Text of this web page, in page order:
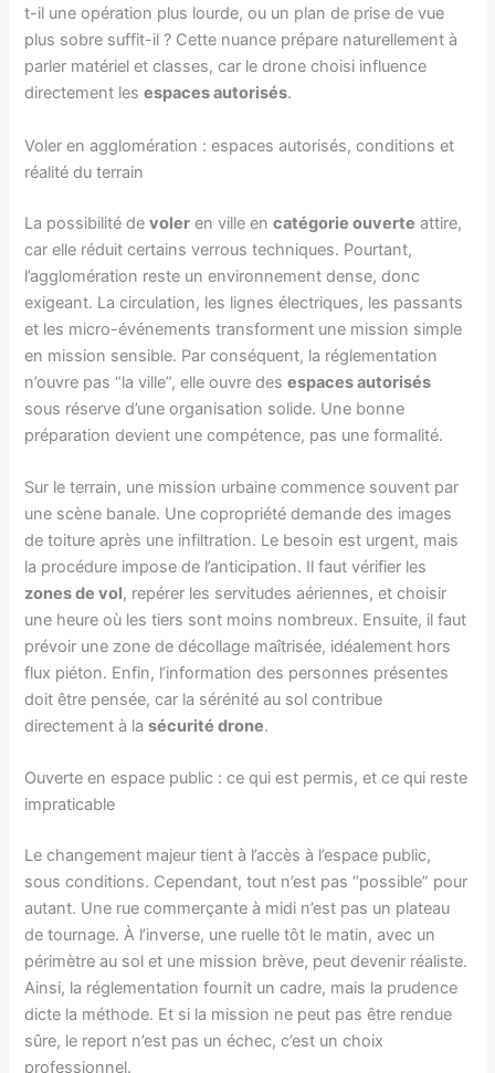
t-il une opération plus lourde, ou un plan de prise de vue
plus sobre suffit-il ? Cette nuance prépare naturellement à
parler matériel et classes, car le drone choisi influence
directement lesespaces autorisés.
Voler en agglomération : espaces autorisés, conditions et
réalité du terrain
La possibilité devoler en ville encatégorie ouverte attire,
car elle réduit certains verrous techniques. Pourtant,
l’agglomération reste un environnement dense, donc
exigeant. La circulation, les lignes électriques, les passants
et les micro-événements transforment une mission simple
en mission sensible. Par conséquent, la réglementation
n’ouvre pas “la ville”, elle ouvre desespaces autorisés
sous réserve d’une organisation solide. Une bonne
préparation devient une compétence, pas une formalité.
Sur le terrain, une mission urbaine commence souvent par
une scène banale. Une copropriété demande des images
de toiture après une infiltration. Le besoin est urgent, mais
la procédure impose de l’anticipation. Il faut vérifier les
zones de vol, repérer les servitudes aériennes, et choisir
une heure où les tiers sont moins nombreux. Ensuite, il faut
prévoir une zone de décollage maîtrisée, idéalement hors
flux piéton. Enfin, l’information des personnes présentes
doit être pensée, car la sérénité au sol contribue
directement à lasécurité drone.
Ouverte en espace public : ce qui est permis, et ce qui reste
impraticable
Le changement majeur tient à l’accès à l’espace public,
sous conditions. Cependant, tout n’est pas “possible” pour
autant. Une rue commerçante à midi n’est pas un plateau
de tournage. À l’inverse, une ruelle tôt le matin, avec un
périmètre au sol et une mission brève, peut devenir réaliste.
Ainsi, la réglementation fournit un cadre, mais la prudence
dicte la méthode. Et si la mission ne peut pas être rendue
sûre, le report n’est pas un échec, c’est un choix
professionnel.